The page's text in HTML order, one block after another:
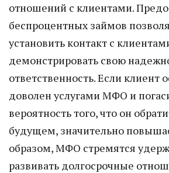
отношений с клиентами.
беспроцентных займов
установить контакт с
демонстрировать свою
ответственность. Если клиент
доволен услугами МФО и
вероятность того, что он
будущем, значительно
образом, МФО стремятся
развивать долгосрочные